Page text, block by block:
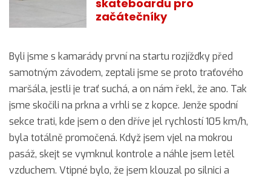
skateboardu pro
začátečníky
Byli jsme s kamarády první na startu rozjížďky před
samotným závodem, zeptali jsme se proto traťového
maršála, jestli je trať suchá, a on nám řekl, že ano. Tak
jsme skočili na prkna a vrhli se z kopce. Jenže spodní
sekce trati, kde jsem o den dříve jel rychlostí 105 km/h,
byla totálně promočená. Když jsem vjel na mokrou
pasáž, skejt se vymknul kontrole a náhle jsem letěl
vzduchem. Vtipné bylo, že jsem klouzal po silnici a